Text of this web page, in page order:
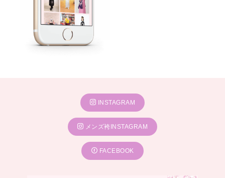
INSTAGRAM
メンズ袴INSTAGRAM
FACEBOOK